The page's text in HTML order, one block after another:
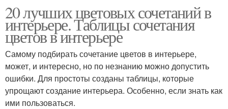
20 лучших цветовых сочетаний в
интерьере. Таблицы сочетания
цветов в интерьере
Самому подбирать сочетание цветов в интерьере,
может, и интересно, но по незнанию можно допустить
ошибки. Для простоты созданы таблицы, которые
упрощают создание интерьера. Особенно, если знать как
ими пользоваться.